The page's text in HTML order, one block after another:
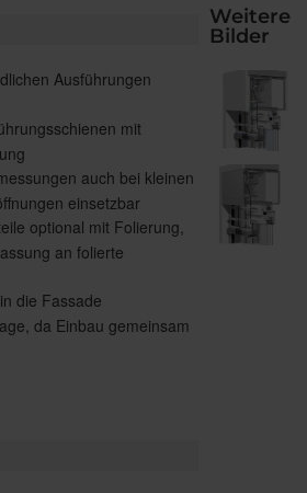
Ausführungen
mit
auch bei kleinen
einsetzbar
optional mit Folierung,
an folierte
die Fassade
da Einbau gemeinsam
Weitere
Bilder